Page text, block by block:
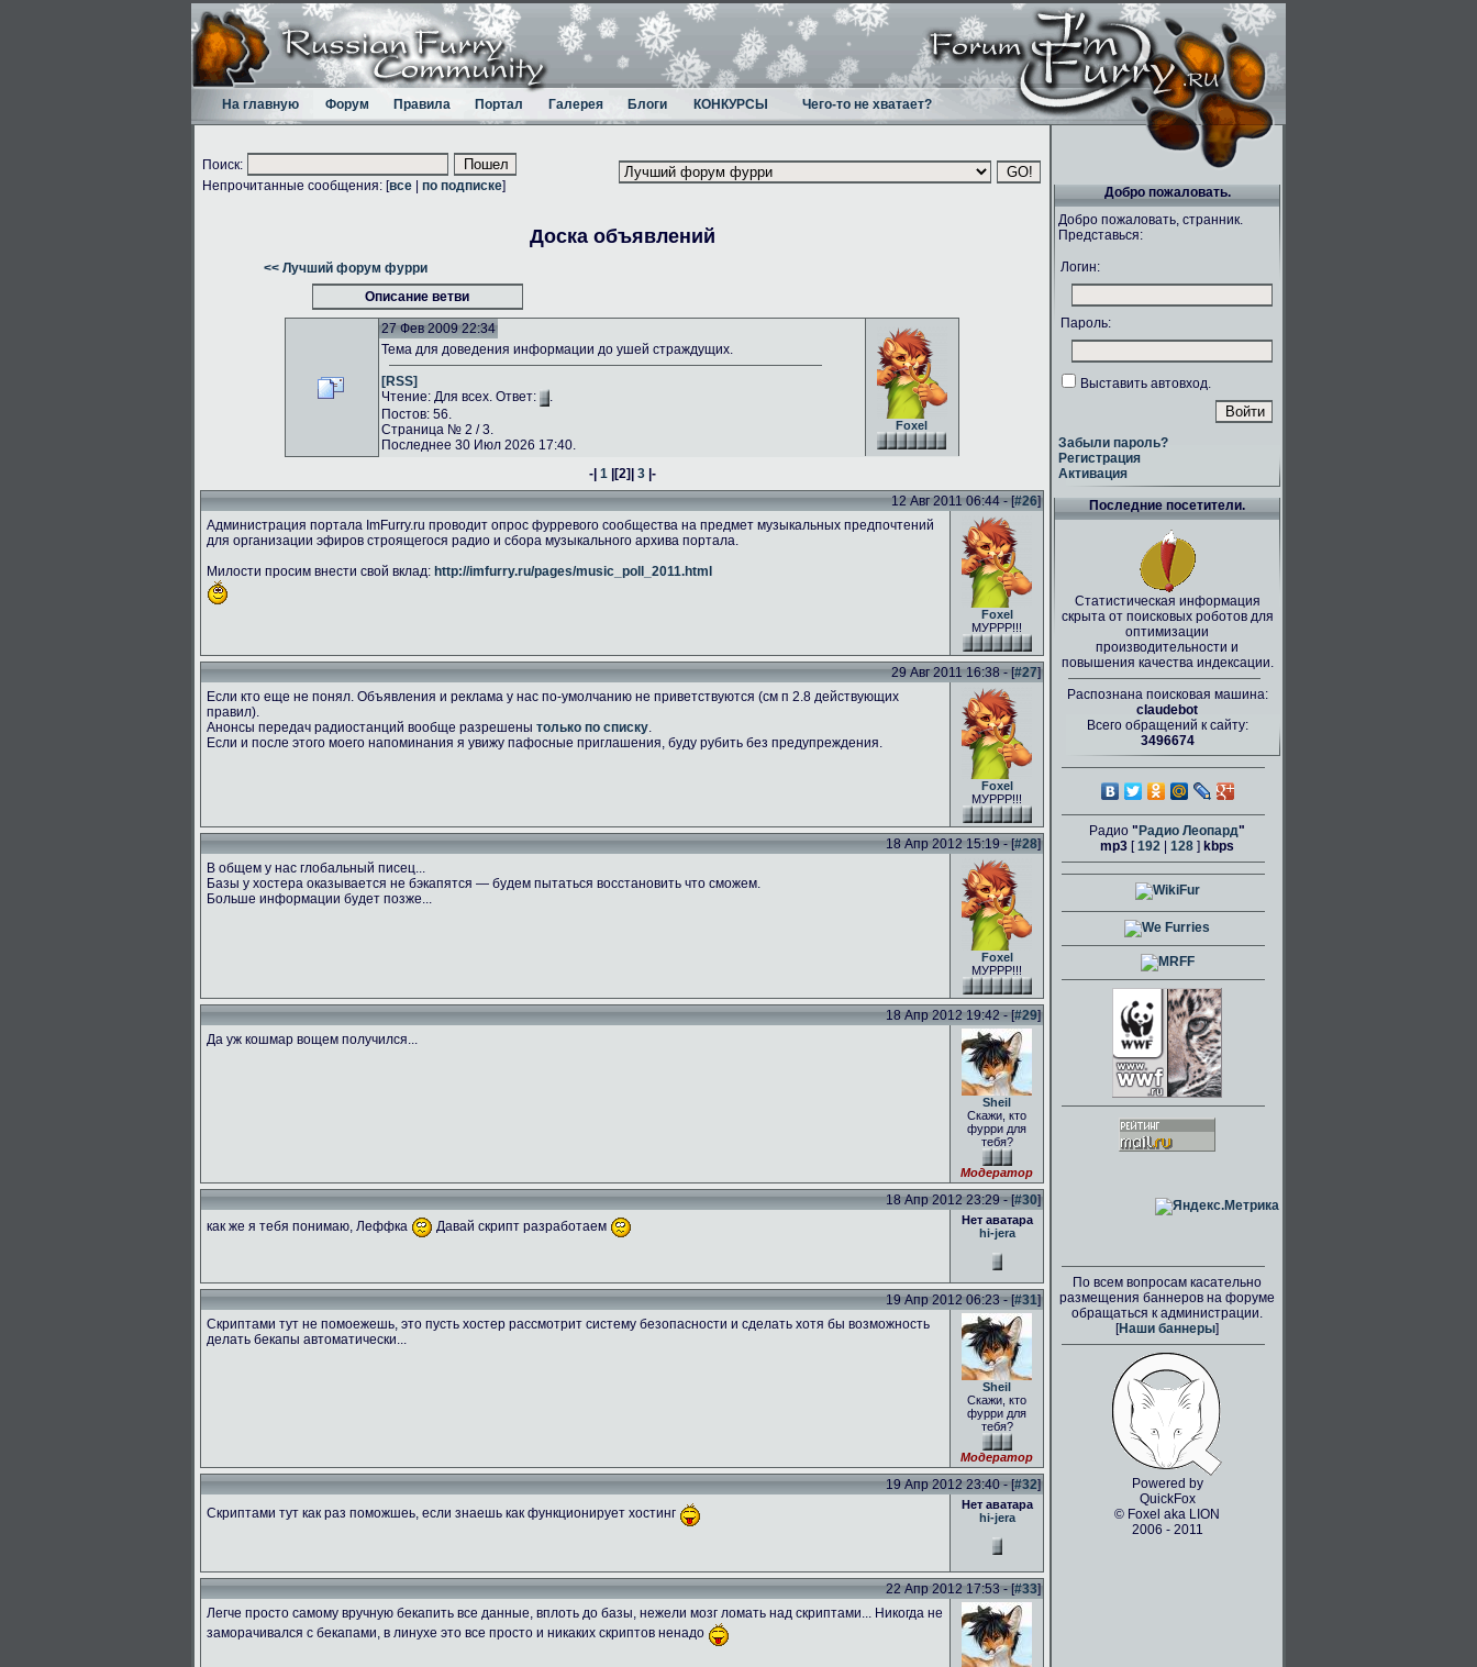
На главную Форум Правила Портал Галерея Блоги КОНКУРСЫ Чего-то не хватает?
Поиск:
Непрочитанные сообщения: [все по подписке]
Доска объявлений
<< Лучший форум фурри
Описание ветви
27 Фев 2009 22:34
Foxel
Тема для доведения информации до ушей страждущих.
[RSS]
Чтение: Для всех. Ответ:
.
Постов: 56.
Страница № 2 / 3.
Последнее 30 Июл 2026 17:40.
-| 1|[2]| 3|-
12 Авг 2011 06:44 - [#26]
Администрация портала ImFurry.ru проводит опрос фурревого сообщества на предмет музыкальных предпочтений
для организации эфиров строящегося радио и сбора музыкального архива портала.
Милости просим внести свой вклад: http://imfurry.ru/pages/music_poll_2011.html
Foxel
МУРРР!!!
29 Авг 2011 16:38 - [#27]
Если кто еще не понял. Объявления и реклама у нас по-умолчанию не приветствуются (см п 2.8 действующих
правил).
Анонсы передач радиостанций вообще разрешены только по списку.
Если и после этого моего напоминания я увижу пафосные приглашения, буду рубить без предупреждения.
Foxel
МУРРР!!!
18 Апр 2012 15:19 - [#28]
В общем у нас глобальный писец...
Базы у хостера оказывается не бэкапятся — будем пытаться восстановить что сможем.
Больше информации будет позже...
Foxel
МУРРР!!!
18 Апр 2012 19:42 - [#29]
Да уж кошмар вощем получился...
Sheil
Скажи, кто
фурри для
тебя?
Модератор
18 Апр 2012 23:29 - [#30]
как же я тебя понимаю, Леффка
Давай скрипт разработаем
Нет аватара
hi-jera
19 Апр 2012 06:23 - [#31]
Скриптами тут не помоежешь, это пусть хостер рассмотрит систему безопасности и сделать хотя бы возможность
делать бекапы автоматически...
Sheil
Скажи, кто
фурри для
тебя?
Модератор
19 Апр 2012 23:40 - [#32]
Скриптами тут как раз поможшеь, если знаешь как функционирует хостинг
Нет аватара
hi-jera
22 Апр 2012 17:53 - [#33]
Легче просто самому вручную бекапить все данные, вплоть до базы, нежели мозг ломать над скриптами... Никогда не
заморачивался с бекапами, в линухе это все просто и никаких скриптов ненадо
Добро пожаловать.
Добро пожаловать, странник.
Представься:
Логин:
Пароль:
Выставить автовход.
Забыли пароль?
Регистрация
Активация
Последние посетители.
Статистическая информация
скрыта от поисковых роботов для
оптимизации
производительности и
повышения качества индексации.
Распознана поисковая машина:
claudebot
Всего обращений к сайту:
3496674
Радио " Радио Леопард"
mp3 [192 128 ] kbps
По всем вопросам касательно
размещения баннеров на форуме
обращаться к администрации.
[Наши баннеры]
Powered by
QuickFox
© Foxel aka LION
2006 - 2011